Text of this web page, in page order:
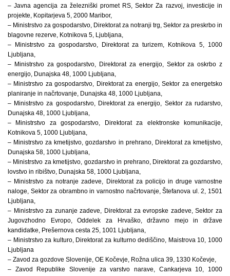
– Javna agencija za železniški promet RS, Sektor Za razvoj, investicije in
projekte, Kopitarjeva 5, 2000 Maribor,
– Ministrstvo za gospodarstvo, Direktorat za notranji trg, Sektor za preskrbo in
blagovne rezerve, Kotnikova 5, Ljubljana,
– Ministrstvo za gospodarstvo, Direktorat za turizem, Kotnikova 5, 1000
Ljubljana,
– Ministrstvo za gospodarstvo, Direktorat za energijo, Sektor za oskrbo z
energijo, Dunajska 48, 1000 Ljubljana,
– Ministrstvo za gospodarstvo, Direktorat za energijo, Sektor za energetsko
planiranje in načrtovanje, Dunajska 48, 1000 Ljubljana,
– Ministrstvo za gospodarstvo, Direktorat za energijo, Sektor za rudarstvo,
Dunajska 48, 1000 Ljubljana,
– Ministrstvo za gospodarstvo, Direktorat za elektronske komunikacije,
Kotnikova 5, 1000 Ljubljana,
– Ministrstvo za kmetijstvo, gozdarstvo in prehrano, Direktorat za kmetijstvo,
Dunajska 58, 1000 Ljubljana,
– Ministrstvo za kmetijstvo, gozdarstvo in prehrano, Direktorat za gozdarstvo,
lovstvo in ribištvo, Dunajska 58, 1000 Ljubljana,
– Ministrstvo za notranje zadeve, Direktorat za policijo in druge varnostne
naloge, Sektor za obrambno in varnostno načrtovanje, Štefanova ul. 2, 1501
Ljubljana,
– Ministrstvo za zunanje zadeve, Direktorat za evropske zadeve, Sektor za
Jugovzhodno Evropo, Oddelek za Hrvaško, državno mejo in države
kandidatke, Prešernova cesta 25, 1001 Ljubljana,
– Ministrstvo za kulturo, Direktorat za kulturno dediščino, Maistrova 10, 1000
Ljubljana
– Zavod za gozdove Slovenije, OE Kočevje, Rožna ulica 39, 1330 Kočevje,
– Zavod Republike Slovenije za varstvo narave, Cankarjeva 10, 1000